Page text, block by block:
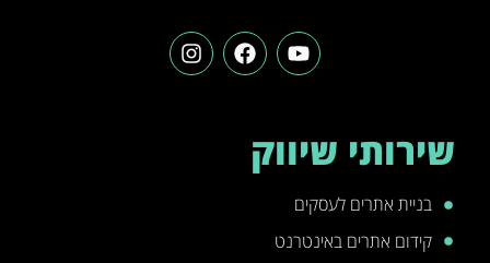
שירותי שיווק
בניית אתרים לעסקים
קידום אתרים באינטרנט